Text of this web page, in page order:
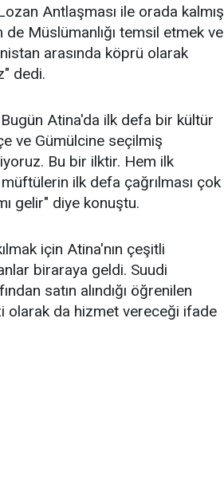
Antlaşması ile orada kalmış
Müslümanlığı temsil etmek ve
arasında köprü olarak
dedi.
Atina'da ilk defa bir kültür
ve Gümülcine seçilmiş
Bu bir ilktir. Hem ilk
ilk defa çağrılması çok
gelir" diye konuştu.
için Atina'nın çeşitli
biraraya geldi. Suudi
satın alındığı öğrenilen
olarak da hizmet vereceği ifade